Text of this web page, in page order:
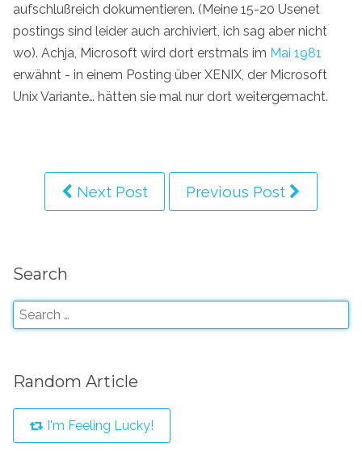
aufschlußreich dokumentieren. (Meine 15-20 Usenet
postings sind leider auch archiviert, ich sag aber nicht
wo). Achja, Microsoft wird dort erstmals im Mai 1981
erwähnt - in einem Posting über XENIX, der Microsoft
Unix Variante… hätten sie mal nur dort weitergemacht.
Next Post Previous Post
Search
Random Article
I'm Feeling Lucky!